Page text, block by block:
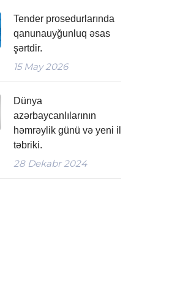
Tender prosedurlarında
qanunauyğunluq əsas
şərtdir.
15May 2026
Dünya
azərbaycanlılarının
həmrəylik günü və yeni il
təbriki.
28Dekabr 2024